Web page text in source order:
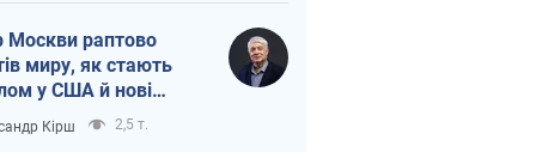
Москви раптово
миру, як стають
у США й нові
топ-рейтинги
Кірш 2,5 т.